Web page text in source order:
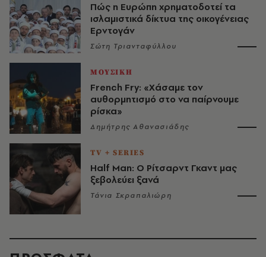
Πώς η Ευρώπη χρηματοδοτεί τα
ισλαμιστικά δίκτυα της οικογένειας
Ερντογάν
Σώτη Τριανταφύλλου
ΜΟΥΣΙΚΗ
French Fry: «Χάσαμε τον
αυθορμητισμό στο να παίρνουμε
ρίσκα»
Δημήτρης Αθανασιάδης
TV + SERIES
Half Man: Ο Ρίτσαρντ Γκαντ μας
ξεβολεύει ξανά
Τάνια Σκραπαλιώρη